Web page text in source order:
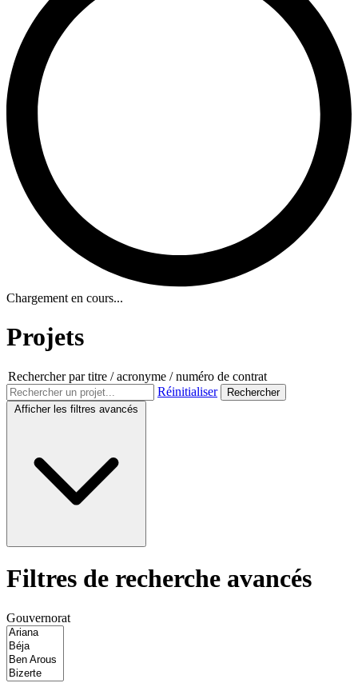
Chargement en cours...
Projets
Rechercher par titre / acronyme / numéro de contrat
Réinitialiser
Afficher les filtres avancés
Filtres de recherche avancés
Gouvernorat